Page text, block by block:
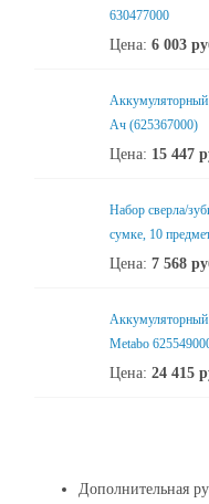
630477000
Цена: 6 003
Ач (625367000)
Цена: 15 447
Набор сверла/
сумке, 10
Цена: 7 568
Metabo
Цена: 24 415
Дополнительная